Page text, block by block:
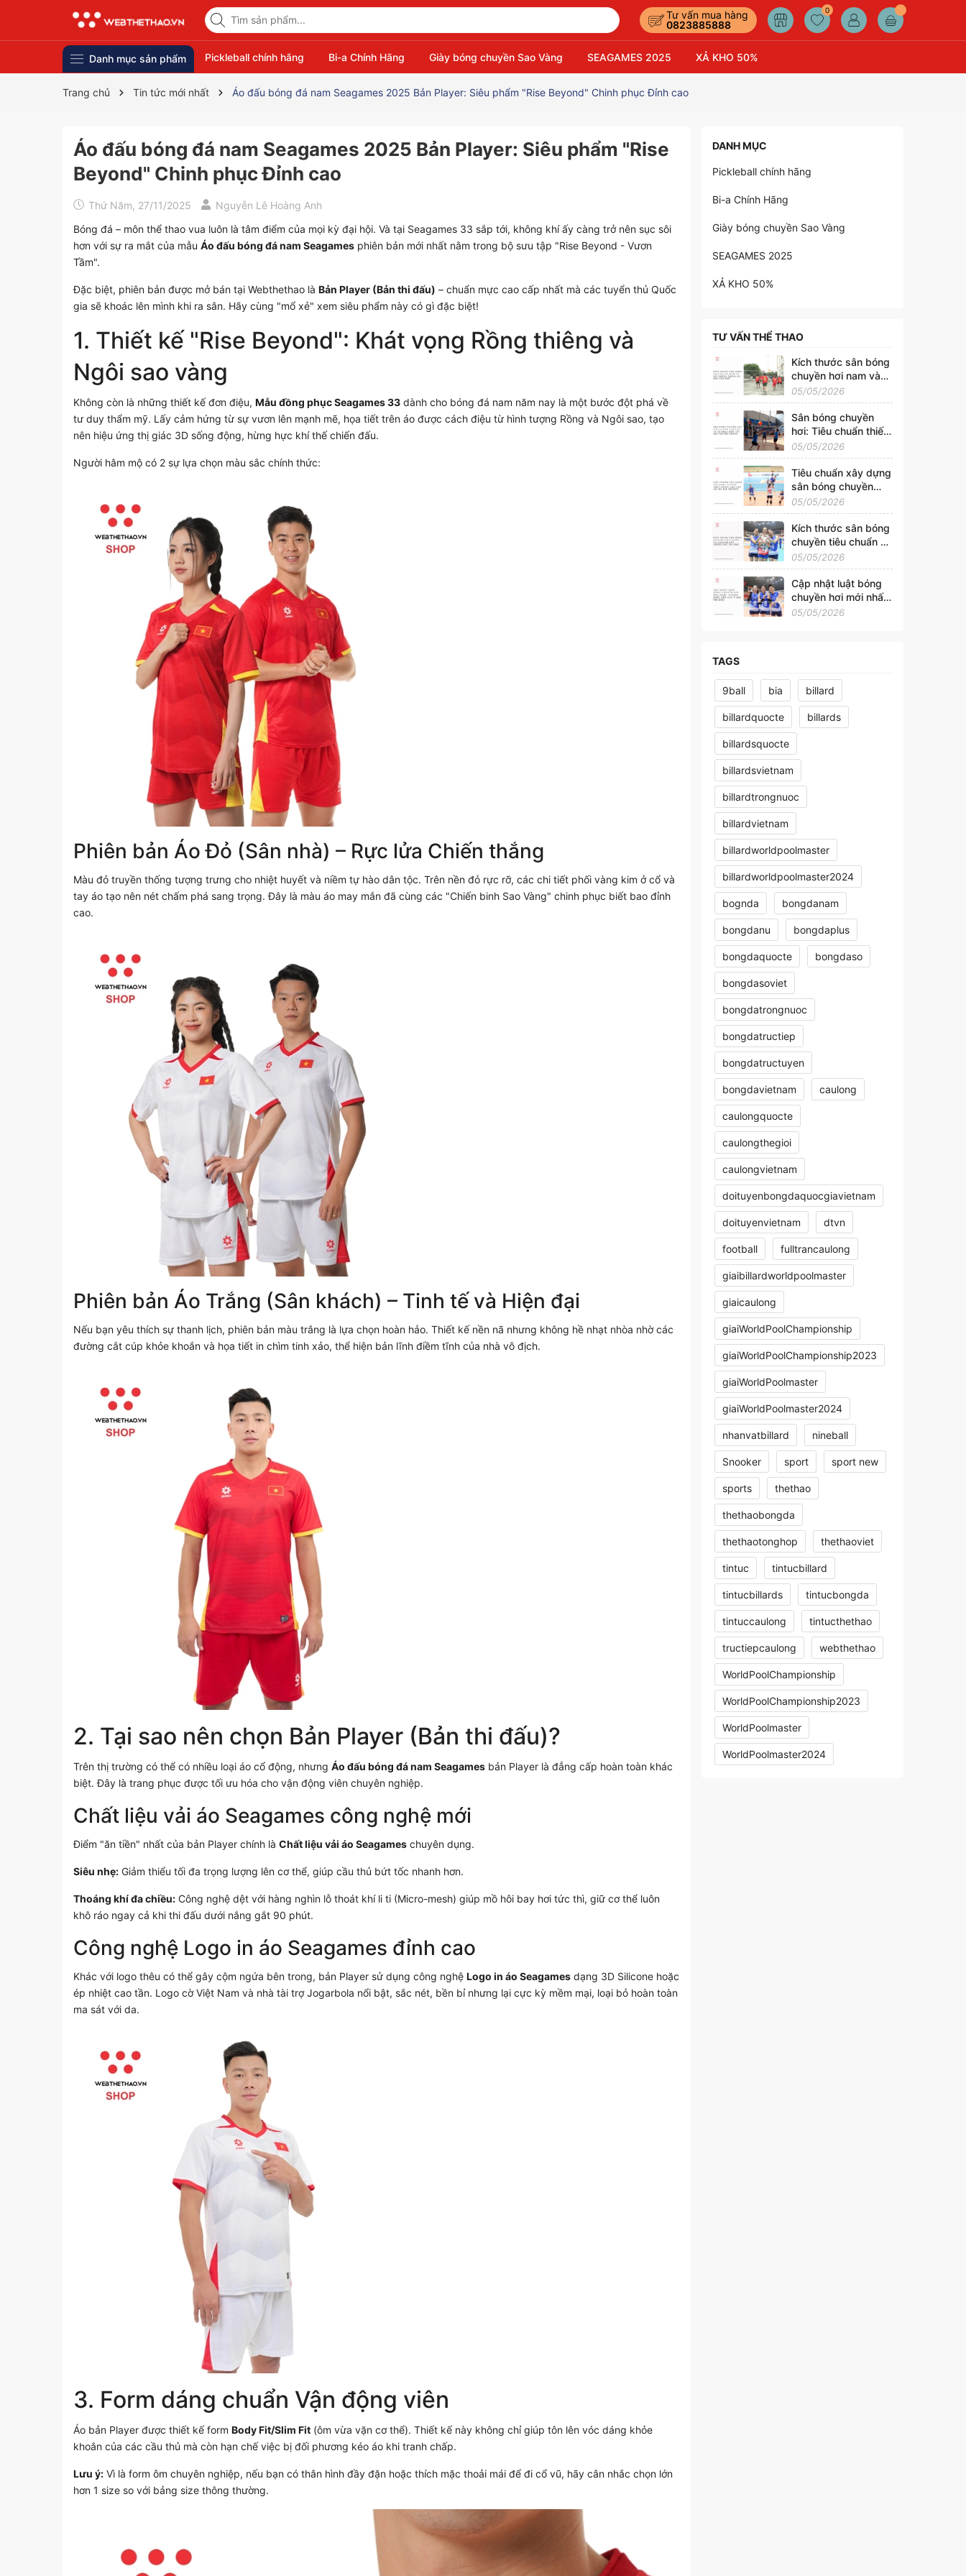
Tư vấn mua hàng
0823885888
0
Danh mục sản phẩm Pickleball chính hãng Bi-a Chính Hãng Giày bóng chuyền Sao Vàng SEAGAMES 2025 XẢ KHO 50%
Trang chủ Tin tức mới nhất Áo đấu bóng đá nam Seagames 2025 Bản Player: Siêu phẩm "Rise Beyond" Chinh phục Đỉnh cao
Áo đấu bóng đá nam Seagames 2025 Bản Player: Siêu phẩm "Rise
Beyond" Chinh phục Đỉnh cao
Thứ Năm, 27/11/2025
Nguyễn Lê Hoàng Anh
Bóng đá – môn thể thao vua luôn là tâm điểm của mọi kỳ đại hội. Và tại Seagames 33 sắp tới, không khí ấy càng trở nên sục sôi
hơn với sự ra mắt của mẫu Áo đấu bóng đá nam Seagames phiên bản mới nhất nằm trong bộ sưu tập "Rise Beyond - Vươn
Tầm".
Đặc biệt, phiên bản được mở bán tại Webthethao là Bản Player (Bản thi đấu) – chuẩn mực cao cấp nhất mà các tuyển thủ Quốc
gia sẽ khoác lên mình khi ra sân. Hãy cùng "mổ xẻ" xem siêu phẩm này có gì đặc biệt!
1. Thiết kế "Rise Beyond": Khát vọng Rồng thiêng và
Ngôi sao vàng
Không còn là những thiết kế đơn điệu, Mẫu đồng phục Seagames 33 dành cho bóng đá nam năm nay là một bước đột phá về
tư duy thẩm mỹ. Lấy cảm hứng từ sự vươn lên mạnh mẽ, họa tiết trên áo được cách điệu từ hình tượng Rồng và Ngôi sao, tạo
nên hiệu ứng thị giác 3D sống động, hừng hực khí thế chiến đấu.
Người hâm mộ có 2 sự lựa chọn màu sắc chính thức:
Phiên bản Áo Đỏ (Sân nhà) – Rực lửa Chiến thắng
Màu đỏ truyền thống tượng trưng cho nhiệt huyết và niềm tự hào dân tộc. Trên nền đỏ rực rỡ, các chi tiết phối vàng kim ở cổ và
tay áo tạo nên nét chấm phá sang trọng. Đây là màu áo may mắn đã cùng các "Chiến binh Sao Vàng" chinh phục biết bao đỉnh
cao.
Phiên bản Áo Trắng (Sân khách) – Tinh tế và Hiện đại
Nếu bạn yêu thích sự thanh lịch, phiên bản màu trắng là lựa chọn hoàn hảo. Thiết kế nền nã nhưng không hề nhạt nhòa nhờ các
đường cắt cúp khỏe khoắn và họa tiết in chìm tinh xảo, thể hiện bản lĩnh điềm tĩnh của nhà vô địch.
2. Tại sao nên chọn Bản Player (Bản thi đấu)?
Trên thị trường có thể có nhiều loại áo cổ động, nhưng Áo đấu bóng đá nam Seagames bản Player là đẳng cấp hoàn toàn khác
biệt. Đây là trang phục được tối ưu hóa cho vận động viên chuyên nghiệp.
Chất liệu vải áo Seagames công nghệ mới
Điểm "ăn tiền" nhất của bản Player chính là Chất liệu vải áo Seagames chuyên dụng.
Siêu nhẹ: Giảm thiểu tối đa trọng lượng lên cơ thể, giúp cầu thủ bứt tốc nhanh hơn.
Thoáng khí đa chiều: Công nghệ dệt với hàng nghìn lỗ thoát khí li ti (Micro-mesh) giúp mồ hôi bay hơi tức thì, giữ cơ thể luôn
khô ráo ngay cả khi thi đấu dưới nắng gắt 90 phút.
Công nghệ Logo in áo Seagames đỉnh cao
Khác với logo thêu có thể gây cộm ngứa bên trong, bản Player sử dụng công nghệ Logo in áo Seagames dạng 3D Silicone hoặc
ép nhiệt cao tần. Logo cờ Việt Nam và nhà tài trợ Jogarbola nổi bật, sắc nét, bền bỉ nhưng lại cực kỳ mềm mại, loại bỏ hoàn toàn
ma sát với da.
3. Form dáng chuẩn Vận động viên
Áo bản Player được thiết kế form Body Fit/Slim Fit (ôm vừa vặn cơ thể). Thiết kế này không chỉ giúp tôn lên vóc dáng khỏe
khoắn của các cầu thủ mà còn hạn chế việc bị đối phương kéo áo khi tranh chấp.
Lưu ý: Vì là form ôm chuyên nghiệp, nếu bạn có thân hình đầy đặn hoặc thích mặc thoải mái để đi cổ vũ, hãy cân nhắc chọn lớn
hơn 1 size so với bảng size thông thường.
DANH MỤC
Pickleball chính hãng
Bi-a Chính Hãng
Giày bóng chuyền Sao Vàng
SEAGAMES 2025
XẢ KHO 50%
TƯ VẤN THỂ THAO
Kích thước sân bóng
chuyền hơi nam và
nữ: Những thông số
bạn cần biết
05/05/2026
Sân bóng chuyền
hơi: Tiêu chuẩn thiết
kế và sự khác biệt
với sân truyền thống
05/05/2026
Tiêu chuẩn xây dựng
sân bóng chuyền
chất lượng cho câu
lạc bộ địa phương
05/05/2026
Kích thước sân bóng
chuyền tiêu chuẩn và
cách kẻ sân chuẩn
xác tại nhà
05/05/2026
Cập nhật luật bóng
chuyền hơi mới nhất:
Những điều cần lưu ý
05/05/2026
TAGS
9ball bia billard
billardquocte billards
billardsquocte
billardsvietnam
billardtrongnuoc
billardvietnam
billardworldpoolmaster
billardworldpoolmaster2024
bognda bongdanam
bongdanu bongdaplus
bongdaquocte bongdaso
bongdasoviet
bongdatrongnuoc
bongdatructiep
bongdatructuyen
bongdavietnam caulong
caulongquocte
caulongthegioi
caulongvietnam
doituyenbongdaquocgiavietnam
doituyenvietnam dtvn
football fulltrancaulong
giaibillardworldpoolmaster
giaicaulong
giaiWorldPoolChampionship
giaiWorldPoolChampionship2023
giaiWorldPoolmaster
giaiWorldPoolmaster2024
nhanvatbillard nineball
Snooker sport sport new
sports thethao
thethaobongda
thethaotonghop thethaoviet
tintuc tintucbillard
tintucbillards tintucbongda
tintuccaulong tintucthethao
tructiepcaulong webthethao
WorldPoolChampionship
WorldPoolChampionship2023
WorldPoolmaster
WorldPoolmaster2024